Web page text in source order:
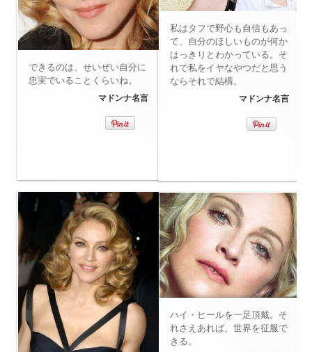
できるのは、せいぜい自分に
忠実でいることくらいね。
マドンナ名言
私はタフで野心も自信もあっ
て、自分のほしいものが何か
はっきりとわかっている。そ
れで私をイヤなやつだと思う
ならそれで結構。
マドンナ名言
ハイ・ヒールを一足頂戴。そ
れさえあれば、世界を征服で
きる。